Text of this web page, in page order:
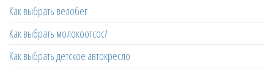
Как выбрать велобег
Как выбрать молокоотсос?
Как выбрать детское автокресло